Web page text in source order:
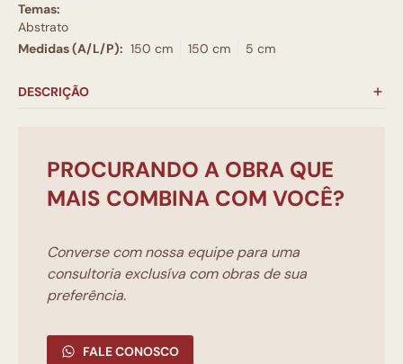
Temas:
Abstrato
Medidas (A/L/P): 150 cm 150 cm 5 cm
DESCRIÇÃO
PROCURANDO A OBRA QUE
MAIS COMBINA COM VOCÊ?
Converse com nossa equipe para uma
consultoria exclusíva com obras de sua
preferência.
FALE CONOSCO